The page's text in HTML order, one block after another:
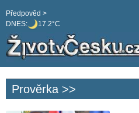
DNES: 17.2°C
Předpověd >
Prověrka >>